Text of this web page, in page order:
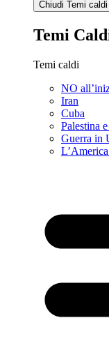
Chiudi Temi caldi
Temi
Temi caldi
NO
Iran
Cuba
Palestina
Guerra in